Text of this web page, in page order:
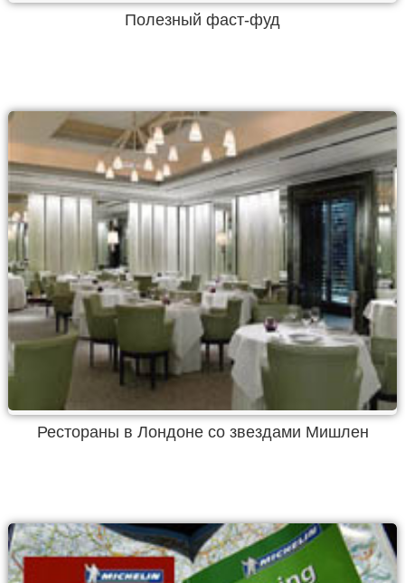
Полезный фаст-фуд
Рестораны в Лондоне со звездами Мишлен